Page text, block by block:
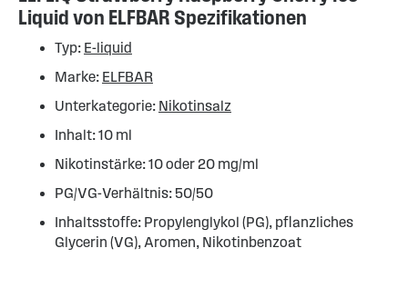
Liquid von ELFBAR Spezifikationen
Typ: E-liquid
Marke: ELFBAR
Unterkategorie: Nikotinsalz
Inhalt: 10 ml
Nikotinstärke: 10 oder 20 mg/ml
PG/VG-Verhältnis: 50/50
Inhaltsstoffe: Propylenglykol (PG), pflanzliches
Glycerin (VG), Aromen, Nikotinbenzoat